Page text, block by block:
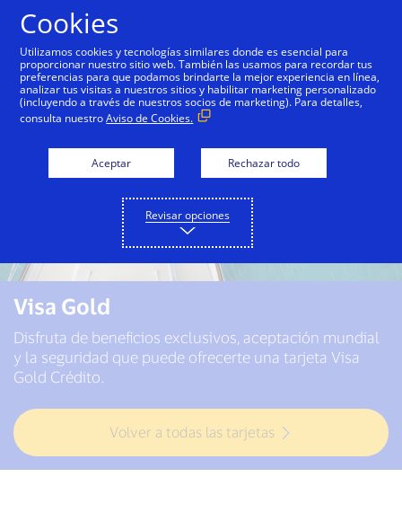
Visa Gold
Disfruta de beneficios exclusivos, aceptación mundial
y la seguridad que puede ofrecerte una tarjeta Visa
Gold Crédito.
Volver a todas las tarjetas
Cookies
Utilizamos cookies y tecnologías similares donde es esencial para
proporcionar nuestro sitio web. También las usamos para recordar tus
preferencias para que podamos brindarte la mejor experiencia en línea,
analizar tus visitas a nuestros sitios y habilitar marketing personalizado
(incluyendo a través de nuestros socios de marketing). Para detalles,
consulta nuestroAviso de Cookies.
Aceptar Rechazar todo
Revisar opciones